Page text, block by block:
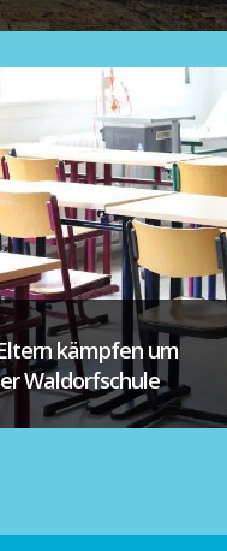
kämpfen um
Waldorfschule